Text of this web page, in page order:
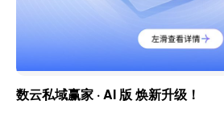
数云私域赢家 · AI 版 焕新升级！